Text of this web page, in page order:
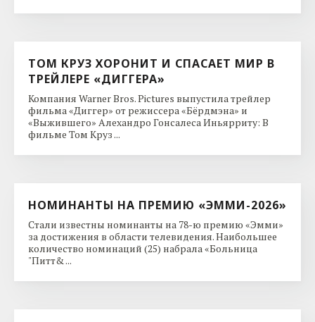
ТОМ КРУЗ ХОРОНИТ И СПАСАЕТ МИР В
ТРЕЙЛЕРЕ «ДИГГЕРА»
Компания Warner Bros. Pictures выпустила трейлер
фильма «Диггер» от режиссера «Бёрдмэна» и
«Выжившего» Алехандро Гонсалеса Иньярриту: В
фильме Том Круз ...
НОМИНАНТЫ НА ПРЕМИЮ «ЭММИ-2026»
Стали известны номинанты на 78-ю премию «Эмми»
за достижения в области телевидения. Наибольшее
количество номинаций (25) набрала «Больница
"Питт& ...